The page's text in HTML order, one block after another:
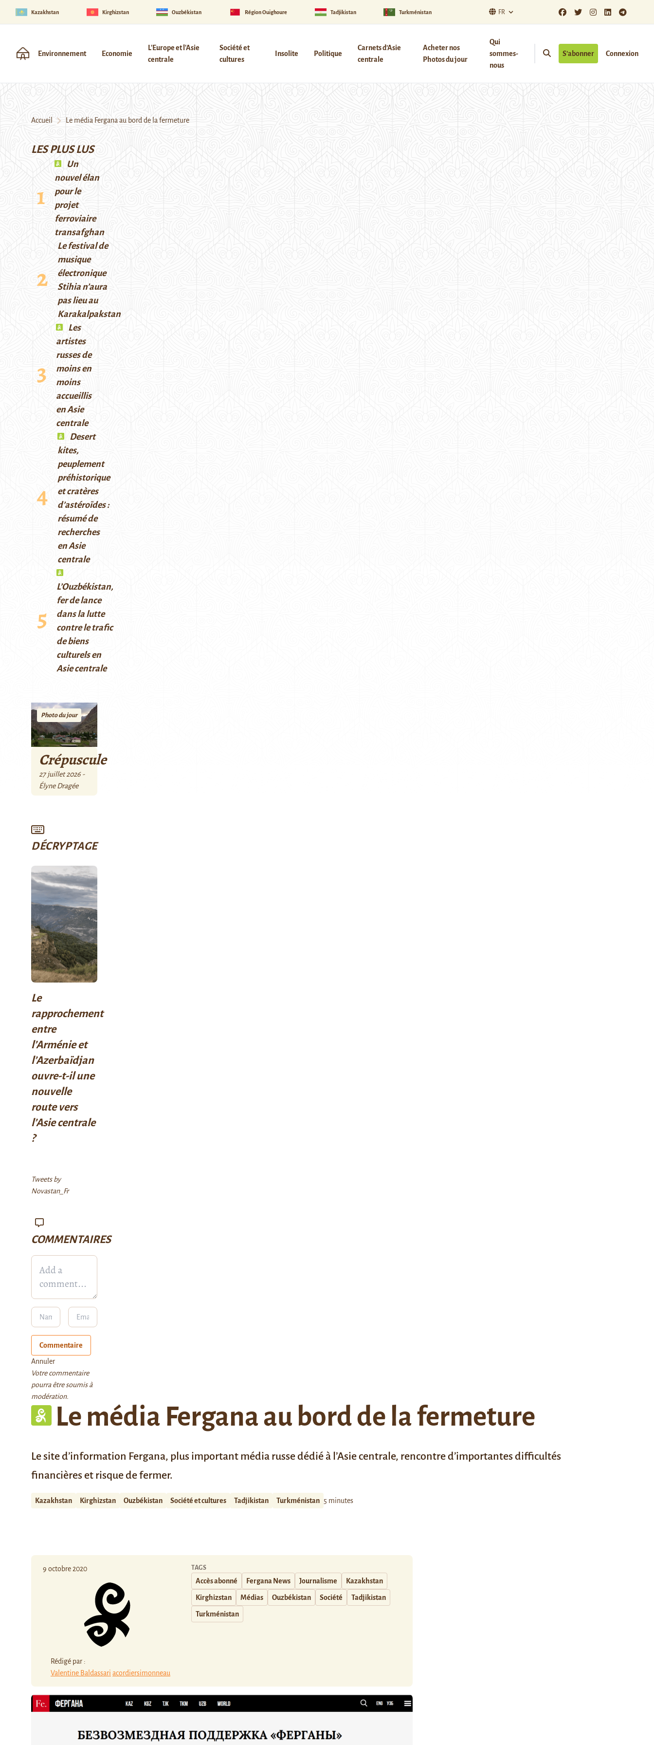
Kazakhstan Kirghizstan Ouzbékistan Région Ouïghoure Tadjikistan Turkménistan FR
Environnement Economie
L'Europe et l'Asie
centrale
Société et
cultures
Insolite Politique
Carnets d’Asie
centrale
Acheter nos
Photos du jour
Qui
sommes-
nous
S’abonner Connexion
Accueil Le média Fergana au bord de la fermeture
Le média Fergana au bord de la fermeture
Le site d’information Fergana, plus important média russe dédié à l’Asie centrale, rencontre d’importantes difficultés
financières et risque de fermer.
Kazakhstan Kirghizstan Ouzbékistan Société et cultures Tadjikistan Turkménistan 5 minutes
9 octobre 2020
Rédigé par :
Valentine Baldassari acordiersimonneau
TAGS
Accès abonné Fergana News Journalisme Kazakhstan
Kirghizstan Médias Ouzbékistan Société Tadjikistan
Turkménistan
LES PLUS LUS
Un
nouvel élan
pour le
projet
ferroviaire
transafghan
Le festival de
musique
électronique
Stihia n’aura
pas lieu au
Karakalpakstan
Les
artistes
russes de
moins en
moins
accueillis
en Asie
centrale
Desert
kites,
peuplement
préhistorique
et cratères
d’astéroïdes :
résumé de
recherches
en Asie
centrale
L’Ouzbékistan,
fer de lance
dans la lutte
contre le trafic
de biens
culturels en
Asie centrale
Photo du jour
Crépuscule
27 juillet 2026 -
Élyne Dragée
DÉCRYPTAGE
Le
rapprochement
entre
l’Arménie et
l’Azerbaïdjan
ouvre-t-il une
nouvelle
route vers
l’Asie centrale
?
Tweets by
Novastan_Fr
COMMENTAIRES
Commentaire
Annuler
Votre commentaire
pourra être soumis à
modération.